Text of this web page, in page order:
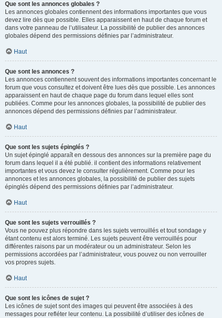
Que sont les annonces globales ?
Les annonces globales contiennent des informations importantes que vous
devez lire dès que possible. Elles apparaissent en haut de chaque forum et
dans votre panneau de l’utilisateur. La possibilité de publier des annonces
globales dépend des permissions définies par l’administrateur.
Haut
Que sont les annonces ?
Les annonces contiennent souvent des informations importantes concernant le
forum que vous consultez et doivent être lues dès que possible. Les annonces
apparaissent en haut de chaque page du forum dans lequel elles sont
publiées. Comme pour les annonces globales, la possibilité de publier des
annonces dépend des permissions définies par l’administrateur.
Haut
Que sont les sujets épinglés ?
Un sujet épinglé apparaît en dessous des annonces sur la première page du
forum dans lequel il a été publié. il contient des informations relativement
importantes et vous devez le consulter régulièrement. Comme pour les
annonces et les annonces globales, la possibilité de publier des sujets
épinglés dépend des permissions définies par l’administrateur.
Haut
Que sont les sujets verrouillés ?
Vous ne pouvez plus répondre dans les sujets verrouillés et tout sondage y
étant contenu est alors terminé. Les sujets peuvent être verrouillés pour
différentes raisons par un modérateur ou un administrateur. Selon les
permissions accordées par l’administrateur, vous pouvez ou non verrouiller
vos propres sujets.
Haut
Que sont les icônes de sujet ?
Les icônes de sujet sont des images qui peuvent être associées à des
messages pour refléter leur contenu. La possibilité d’utiliser des icônes de